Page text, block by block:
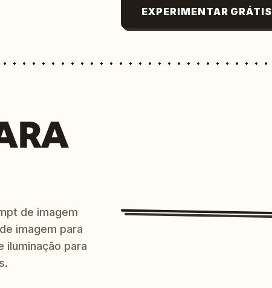
EXPERIMENTAR GRÁTIS
de imagem
imagem para
iluminação para